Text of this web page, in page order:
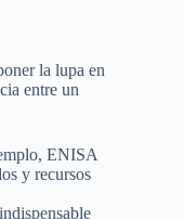
la lupa en
entre un
ENISA
y recursos